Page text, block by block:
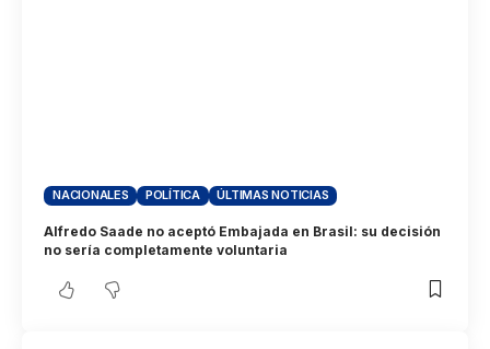
NACIONALES POLÍTICA ÚLTIMAS NOTICIAS
Alfredo Saade no aceptó Embajada en Brasil: su decisión
no sería completamente voluntaria